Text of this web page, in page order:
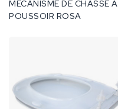
MÉCANISME DE CHASSE A
POUSSOIR ROSA